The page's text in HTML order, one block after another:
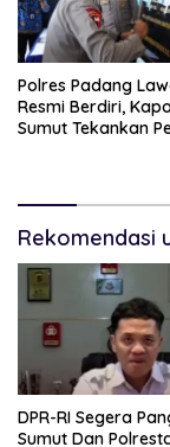
Polres Padang
Resmi Berdiri,
Sumut Tekankan
Rekomendasi
DPR-RI Segera
Sumut Dan